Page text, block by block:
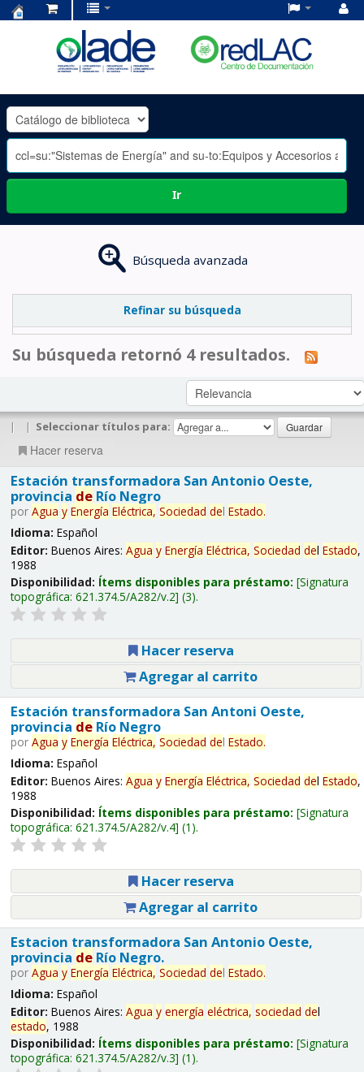
OLADE
-
Ir
Búsqueda avanzada
Refinar su búsqueda
Su búsqueda retornó 4 resultados.
| | Seleccionar títulos para:
Hacer reserva
Estación transformadora San Antonio Oeste,
provincia deRío Negro
por Agua y Energía Eléctrica, Sociedad del Estado.
Idioma: Español
Editor: Buenos Aires: Agua y Energía Eléctrica, Sociedad del Estado,
1988
Disponibilidad: Ítems disponibles para préstamo: Signatura
topográfica: 621.374.5/A282/v.2 (3).
Hacer reserva
Agregar al carrito
Estación transformadora San Antoni Oeste,
provincia deRío Negro
por Agua y Energía Eléctrica, Sociedad del Estado.
Idioma: Español
Editor: Buenos Aires: Agua y Energía Eléctrica, Sociedad del Estado,
1988
Disponibilidad: Ítems disponibles para préstamo: Signatura
topográfica: 621.374.5/A282/v.4 (1).
Hacer reserva
Agregar al carrito
Estacion transformadora San Antonio Oeste,
provincia deRío Negro.
por Agua y Energía Eléctrica, Sociedad del Estado.
Idioma: Español
Editor: Buenos Aires: Agua y energía eléctrica, sociedad del
estado, 1988
Disponibilidad: Ítems disponibles para préstamo: Signatura
topográfica: 621.374.5/A282/v.3 (1).